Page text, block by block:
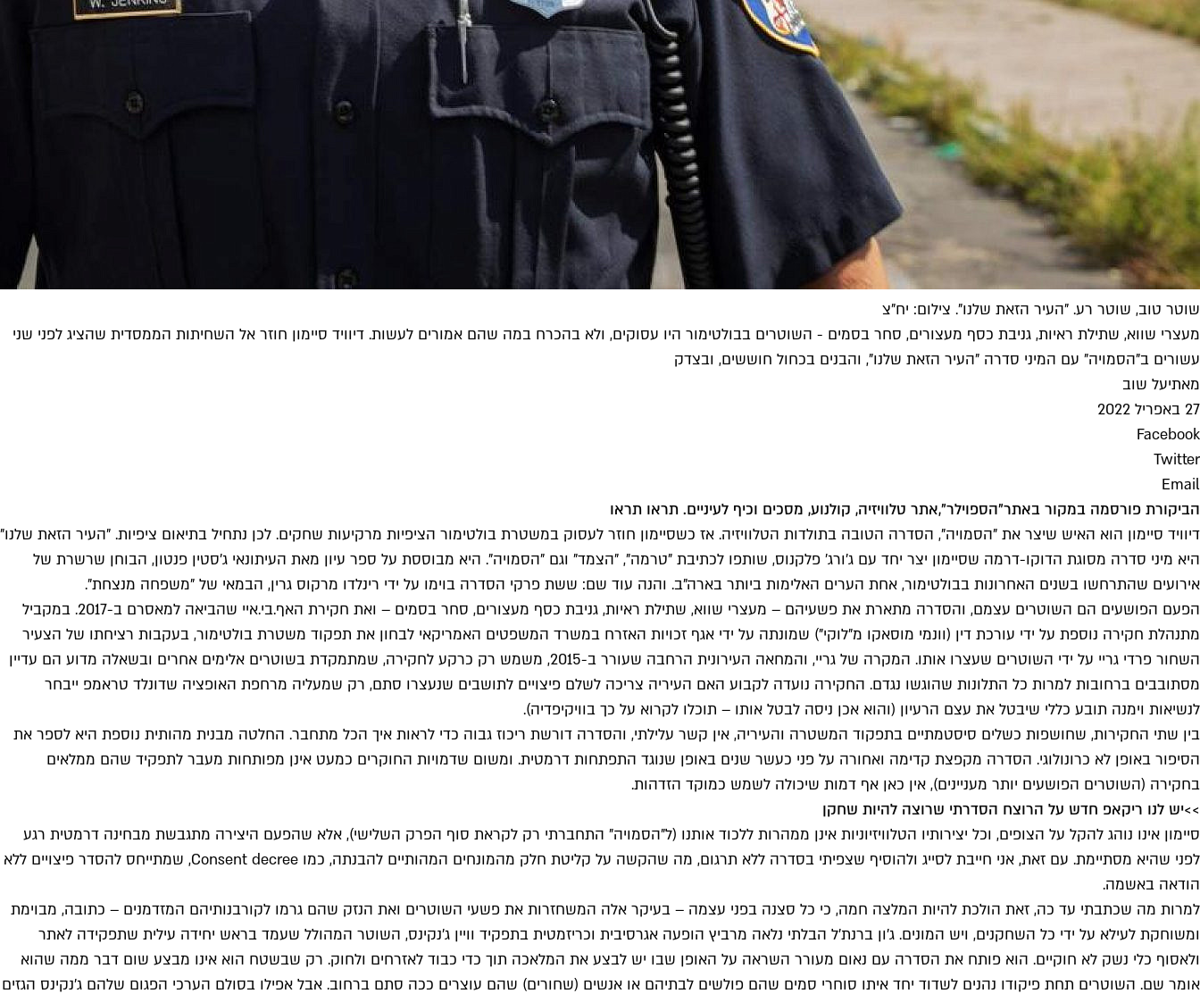
שוטר טוב, שוטר רע. "העיר הזאת שלנו". צילום: יח"צ
מעצרי שווא, שתילת ראיות, גניבת כסף מעצורים, סחר בסמים - השוטרים בבולטימור היו עסוקים, ולא בהכרח במה שהם אמורים לעשות. דיוויד סיימון חוזר אל השחיתות הממסדית שהציג לפני שני
עשורים ב"הסמויה" עם המיני סדרה "העיר הזאת שלנו", והבנים בכחול חוששים, ובצדק
מאתיעל שוב
27 באפריל 2022
Facebook
Twitter
Email
הביקורת פורסמה במקור באתר"הספוילר",אתר טלוויזיה, קולנוע, מסכים וכיף לעיניים. תראו תראו
דיוויד סיימון הוא האיש שיצר את "הסמויה", הסדרה הטובה בתולדות הטלוויזיה. אז כשסיימון חוזר לעסוק במשטרת בולטימור הציפיות מרקיעות שחקים. לכן נתחיל בתיאום ציפיות. "העיר הזאת שלנו"
היא מיני סדרה מסוגת הדוקו-דרמה שסיימון יצר יחד עם ג'ורג' פלקנוס, שותפו לכתיבת "טרמה", "הצמד" וגם "הסמויה". היא מבוססת על ספר עיון מאת העיתונאי ג'סטין פנטון, הבוחן שרשרת של
אירועים שהתרחשו בשנים האחרונות בבולטימור, אחת הערים האלימות ביותר בארה"ב. והנה עוד שם: ששת פרקי הסדרה בוימו על ידי רינלדו מרקוס גרין, הבמאי של "משפחה מנצחת".
הפעם הפושעים הם השוטרים עצמם, והסדרה מתארת את פשעיהם – מעצרי שווא, שתילת ראיות, גניבת כסף מעצורים, סחר בסמים – ואת חקירת האף.בי.איי שהביאה למאסרם ב-2017. במקביל
מתנהלת חקירה נוספת על ידי עורכת דין (וונמי מוסאקו מ"לוקי") שמונתה על ידי אגף זכויות האזרח במשרד המשפטים האמריקאי לבחון את תפקוד משטרת בולטימור, בעקבות רציחתו של הצעיר
השחור פרדי גריי על ידי השוטרים שעצרו אותו. המקרה של גריי, והמחאה העירונית הרחבה שעורר ב-2015, משמש רק כרקע לחקירה, שמתמקדת בשוטרים אלימים אחרים ובשאלה מדוע הם עדיין
מסתובבים ברחובות למרות כל התלונות שהוגשו נגדם. החקירה נועדה לקבוע האם העיריה צריכה לשלם פיצויים לתושבים שנעצרו סתם, רק שמעליה מרחפת האופציה שדונלד טראמפ ייבחר
לנשיאות וימנה תובע כללי שיבטל את עצם הרעיון (והוא אכן ניסה לבטל אותו – תוכלו לקרוא על כך בוויקיפדיה).
בין שתי החקירות, שחושפות כשלים סיסטמתיים בתפקוד המשטרה והעיריה, אין קשר עלילתי, והסדרה דורשת ריכוז גבוה כדי לראות איך הכל מתחבר. החלטה מבנית מהותית נוספת היא לספר את
הסיפור באופן לא כרונולוגי. הסדרה מקפצת קדימה ואחורה על פני כעשר שנים באופן שנוגד התפתחות דרמטית. ומשום שדמויות החוקרים כמעט אינן מפותחות מעבר לתפקיד שהם ממלאים
בחקירה (השוטרים הפושעים יותר מעניינים), אין כאן אף דמות שיכולה לשמש כמוקד הזדהות.
>>יש לנו ריקאפ חדש על הרוצח הסדרתי שרוצה להיות שחקן
סיימון אינו נוהג להקל על הצופים, וכל יצירותיו הטלוויזיוניות אינן ממהרות ללכוד אותנו (ל"הסמויה" התחברתי רק לקראת סוף הפרק השלישי), אלא שהפעם היצירה מתגבשת מבחינה דרמטית רגע
לפני שהיא מסתיימת. עם זאת, אני חייבת לסייג ולהוסיף שצפיתי בסדרה ללא תרגום, מה שהקשה על קליטת חלק מהמונחים המהותיים להבנתה, כמו Consent decree, שמתייחס להסדר פיצויים ללא
הודאה באשמה.
למרות מה שכתבתי עד כה, זאת הולכת להיות המלצה חמה, כי כל סצנה בפני עצמה – בעיקר אלה המשחזרות את פשעי השוטרים ואת הנזק שהם גרמו לקורבנותיהם המזדמנים – כתובה, מבוימת
ומשוחקת לעילא על ידי כל השחקנים, ויש המונים. ג'ון ברנת'ל הבלתי נלאה מרביץ הופעה אגרסיבית וכריזמטית בתפקיד וויין ג'נקינס, השוטר המהולל שעמד בראש יחידה עילית שתפקידה לאתר
ולאסוף כלי נשק לא חוקיים. הוא פותח את הסדרה עם נאום מעורר השראה על האופן שבו יש לבצע את המלאכה תוך כדי כבוד לאזרחים ולחוק. רק שבשטח הוא אינו מבצע שום דבר ממה שהוא
אומר שם. השוטרים תחת פיקודו נהנים לשדוד יחד איתו סוחרי סמים שהם פולשים לבתיהם או אנשים (שחורים) שהם עוצרים ככה סתם ברחוב. אבל אפילו בסולם הערכי הפגום שלהם ג'נקינס הגזים